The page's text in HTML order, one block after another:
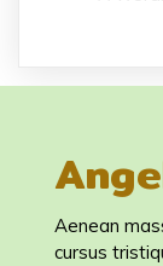
Aenean
cursus